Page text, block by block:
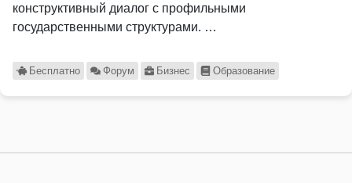
конструктивный диалог с профильными
государственными структурами. …
Бесплатно Форум Бизнес Образование